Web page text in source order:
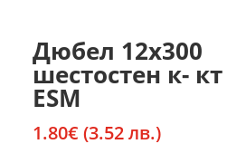
Дюбел 12х300
шестостен к- кт
ESM
1.80€ (3.52 лв.)